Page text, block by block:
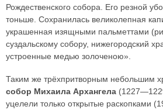
Рождественского собора. Его резной
тоньше. Сохранилась великолепная
украшенная изящными пальметтами
суздальскому собору, нижегородский
устроенные медью золоченою».
Таким же трёхпритворным небольшим
собор Михаила Архангела
уцелели только открытые раскопками